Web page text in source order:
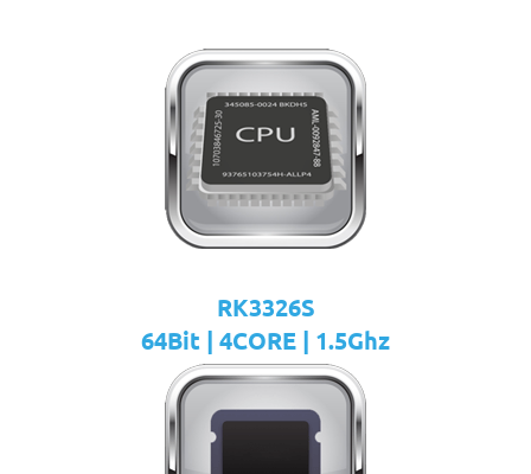
RK3326S
64Bit | 4CORE | 1.5Ghz